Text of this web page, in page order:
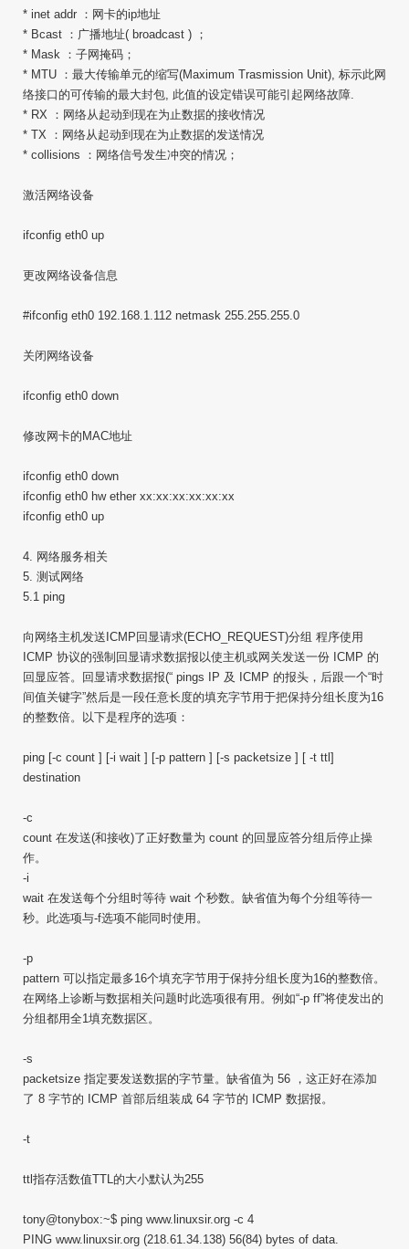
* inet addr ：网卡的ip地址
* Bcast ：广播地址( broadcast ) ；
* Mask ：子网掩码；
* MTU ：最大传输单元的缩写(Maximum Trasmission Unit), 标示此网
络接口的可传输的最大封包, 此值的设定错误可能引起网络故障.
* RX ：网络从起动到现在为止数据的接收情况
* TX ：网络从起动到现在为止数据的发送情况
* collisions ：网络信号发生冲突的情况；
激活网络设备
ifconfig eth0 up
更改网络设备信息
#ifconfig eth0 192.168.1.112 netmask 255.255.255.0
关闭网络设备
ifconfig eth0 down
修改网卡的MAC地址
ifconfig eth0 down
ifconfig eth0 hw ether xx:xx:xx:xx:xx:xx
ifconfig eth0 up
4. 网络服务相关
5. 测试网络
5.1 ping
向网络主机发送ICMP回显请求(ECHO_REQUEST)分组 程序使用
ICMP 协议的强制回显请求数据报以使主机或网关发送一份 ICMP 的
回显应答。回显请求数据报(“ pings IP 及 ICMP 的报头，后跟一个“时
间值关键字”然后是一段任意长度的填充字节用于把保持分组长度为16
的整数倍。以下是程序的选项：
ping [-c count ] [-i wait ] [-p pattern ] [-s packetsize ] [ -t ttl]
destination
-c
count 在发送(和接收)了正好数量为 count 的回显应答分组后停止操
作。
-i
wait 在发送每个分组时等待 wait 个秒数。缺省值为每个分组等待一
秒。此选项与-f选项不能同时使用。
-p
pattern 可以指定最多16个填充字节用于保持分组长度为16的整数倍。
在网络上诊断与数据相关问题时此选项很有用。例如“-p ff”将使发出的
分组都用全1填充数据区。
-s
packetsize 指定要发送数据的字节量。缺省值为 56 ，这正好在添加
了 8 字节的 ICMP 首部后组装成 64 字节的 ICMP 数据报。
-t
ttl指存活数值TTL的大小默认为255
tony@tonybox:~$ ping www.linuxsir.org -c 4
PING www.linuxsir.org (218.61.34.138) 56(84) bytes of data.